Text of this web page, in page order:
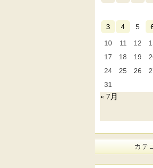
3 4 5
10 11 12
17
18 19
24
25 26
31
« 7月
カテ